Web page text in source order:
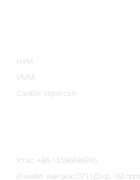
НУМ
VMM
Сэлбэг хэрэгсэл
Утас: +86-15596686895
И-мэйл: overseas0711@vip.163.com